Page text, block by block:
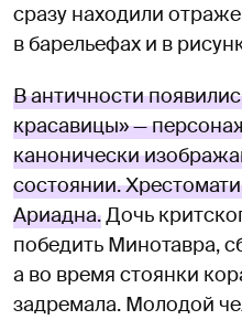
сразу находили
в барельефах и в
В античности
красавицы» —
канонически
состоянии.
Ариадна.Дочь
победить Минотавра,
а во время стоянки
задремала. Молодой